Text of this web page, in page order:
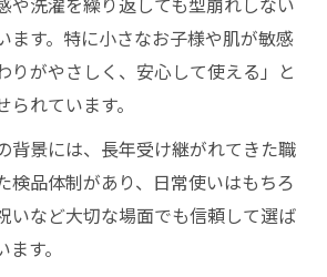
ます。特に小さなお子様や肌が敏感
りがやさしく、安心して使える」と
れています。
背景には、長年受け継がれてきた職
検品体制があり、日常使いはもちろ
いなど大切な場面でも信頼して選ば
す。